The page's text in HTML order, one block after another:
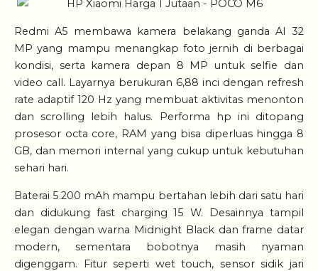
Redmi A5 membawa kamera belakang ganda AI 32
MP yang mampu menangkap foto jernih di berbagai
kondisi, serta kamera depan 8 MP untuk selfie dan
video call. Layarnya berukuran 6,88 inci dengan refresh
rate adaptif 120 Hz yang membuat aktivitas menonton
dan scrolling lebih halus. Performa hp ini ditopang
prosesor octa core, RAM yang bisa diperluas hingga 8
GB, dan memori internal yang cukup untuk kebutuhan
sehari hari.
Baterai 5.200 mAh mampu bertahan lebih dari satu hari
dan didukung fast charging 15 W. Desainnya tampil
elegan dengan warna Midnight Black dan frame datar
modern, sementara bobotnya masih nyaman
digenggam. Fitur seperti wet touch, sensor sidik jari